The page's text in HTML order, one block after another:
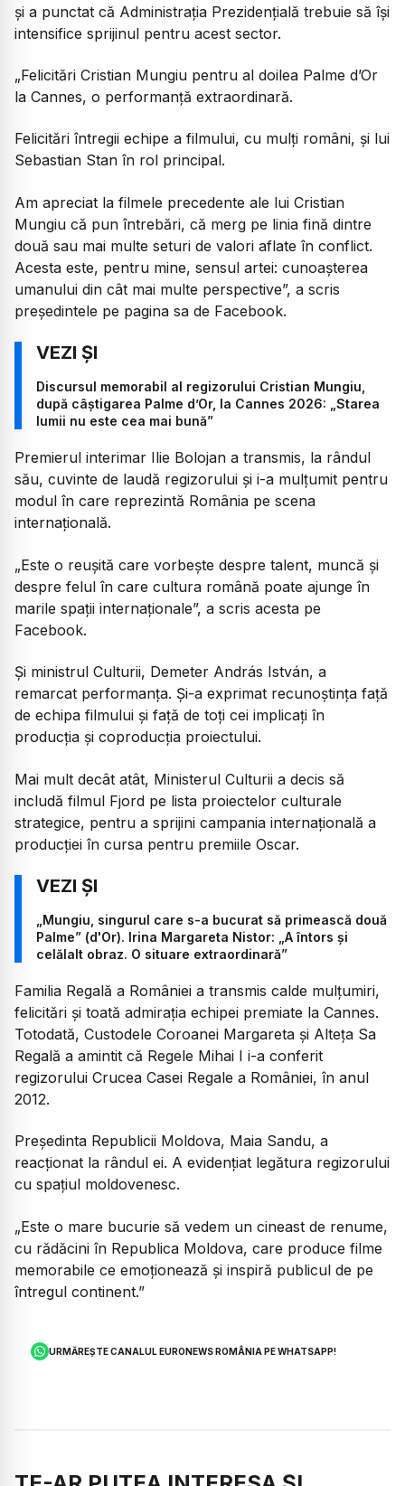
și a punctat că Administrația Prezidențială trebuie să își
intensifice sprijinul pentru acest sector.
„Felicitări Cristian Mungiu pentru al doilea Palme d’Or
la Cannes, o performanță extraordinară.
Felicitări întregii echipe a filmului, cu mulți români, și lui
Sebastian Stan în rol principal.
Am apreciat la filmele precedente ale lui Cristian
Mungiu că pun întrebări, că merg pe linia fină dintre
două sau mai multe seturi de valori aflate în conflict.
Acesta este, pentru mine, sensul artei: cunoașterea
umanului din cât mai multe perspective”, a scris
președintele pe pagina sa de Facebook.
Discursul memorabil al regizorului Cristian Mungiu,
după câștigarea Palme d’Or, la Cannes 2026: „Starea
lumii nu este cea mai bună”
Premierul interimar Ilie Bolojan a transmis, la rândul
său, cuvinte de laudă regizorului și i-a mulțumit pentru
modul în care reprezintă România pe scena
internațională.
„Este o reușită care vorbește despre talent, muncă și
despre felul în care cultura română poate ajunge în
marile spații internaționale”, a scris acesta pe
Facebook.
Și ministrul Culturii, Demeter András István, a
remarcat performanța. Și-a exprimat recunoștința față
de echipa filmului și față de toți cei implicați în
producția și coproducția proiectului.
Mai mult decât atât, Ministerul Culturii a decis să
includă filmul Fjord pe lista proiectelor culturale
strategice, pentru a sprijini campania internațională a
producției în cursa pentru premiile Oscar.
„Mungiu, singurul care s-a bucurat să primească două
Palme” (d'Or). Irina Margareta Nistor: „A întors și
celălalt obraz. O situare extraordinară”
Familia Regală a României a transmis calde mulțumiri,
felicitări și toată admirația echipei premiate la Cannes.
Totodată, Custodele Coroanei Margareta și Alteța Sa
Regală a amintit că Regele Mihai I i-a conferit
regizorului Crucea Casei Regale a României, în anul
2012.
Președinta Republicii Moldova, Maia Sandu, a
reacționat la rândul ei. A evidențiat legătura regizorului
cu spațiul moldovenesc.
„Este o mare bucurie să vedem un cineast de renume,
cu rădăcini în Republica Moldova, care produce filme
memorabile ce emoționează și inspiră publicul de pe
întregul continent.”
URMĂREȘTE CANALUL EURONEWS ROMÂNIA PE WHATSAPP!